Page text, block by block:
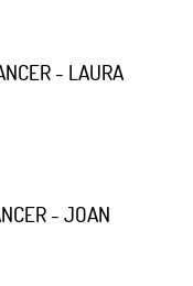
- LAURA
- JOAN